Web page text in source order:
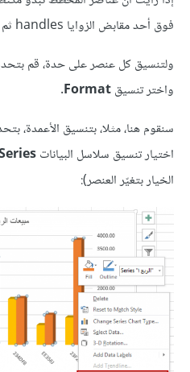
فوق أحد مقابض الزوايا handles ثم سحبها.
ولتنسيق كل عنصر على حدة، قم بتحديد
واختر تنسيقFormat
.
سنقوم هنا، مثلا، بتنسيق الأعمدة،
اختيار تنسيق سلاسل البيانات
الخيار بتغيّر العنصر):